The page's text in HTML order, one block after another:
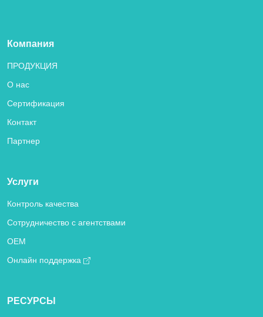
Компания
ПРОДУКЦИЯ
О нас
Сертификация
Контакт
Партнер
Услуги
Контроль качества
Сотрудничество с агентствами
OEM
Онлайн поддержка
РЕСУРСЫ